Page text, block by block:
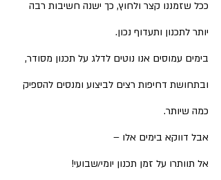
ככל שזמננו קצר ולחוץ, כך ישנה חשיבות רבה
יותר לתכנון ותעדוף נכון.
בימים עמוסים אנו נוטים לדלג על תכנון מסודר,
ובתחושת דחיפות רצים לביצוע ומנסים להספיק
כמה שיותר.
אבל דווקא בימים אלו –
אל תוותרו על זמן תכנון יומי/שבועי!